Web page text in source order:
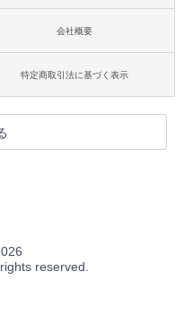
会社概要
特定商取引法に基づく表示
reserved.